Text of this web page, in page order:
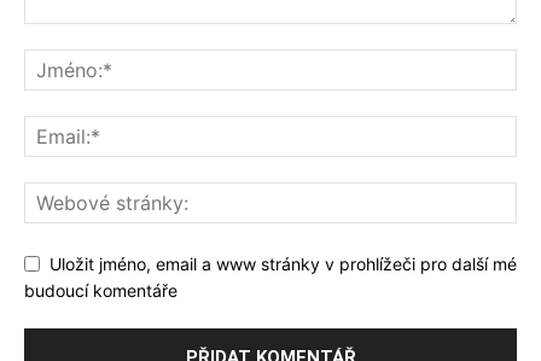
Uložit jméno, email a www stránky v prohlížeči pro další mé
budoucí komentáře